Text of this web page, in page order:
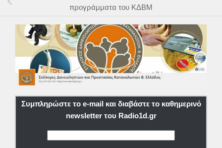
προγράμματα του ΚΔΒΜ
Συμπληρώστε το e-mail και διαβάστε το καθημερινό
newsletter του Radio1d.gr